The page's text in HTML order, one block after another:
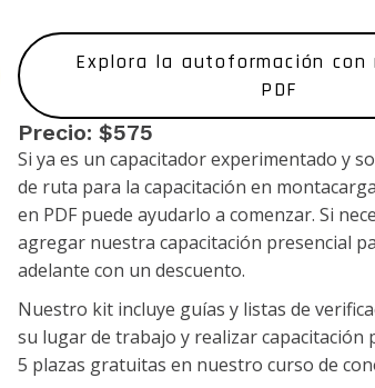
Explora la autoformación
PDF
Precio: $575
Si ya es un capacitador experimentado y
de ruta para la capacitación en
en PDF puede ayudarlo a comenzar. Si
agregar nuestra capacitación presencial
adelante con un descuento.
Nuestro kit incluye guías y listas de
su lugar de trabajo y realizar capacitación
5 plazas gratuitas en nuestro curso de